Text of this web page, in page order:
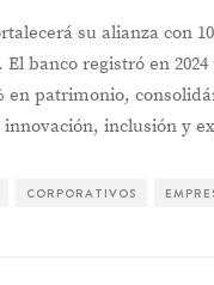
su alianza con
banco registró en
en patrimonio,
inclusión y
CORPORATIVOS